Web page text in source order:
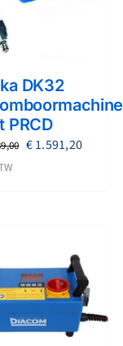
DK32
PRCD
Oorspronkelijke
€1.591,20Huidige